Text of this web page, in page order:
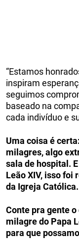
“Estamos
inspiram
seguimos
baseado na
cada indivíduo e
Uma coisa é
milagres, algo
sala de hospital.
Leão XIV, isso
da Igreja Católica.
Conte pra gente
milagre do Papa
para que